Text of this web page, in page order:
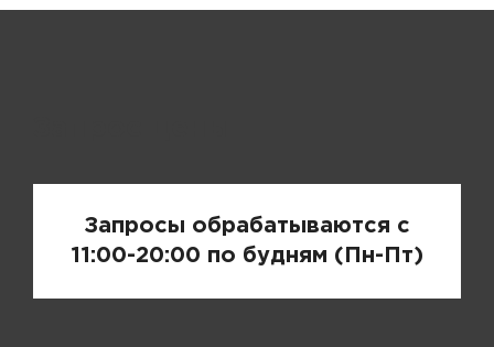
Запросы обрабатываются с
11:00-20:00 по будням (Пн-Пт)